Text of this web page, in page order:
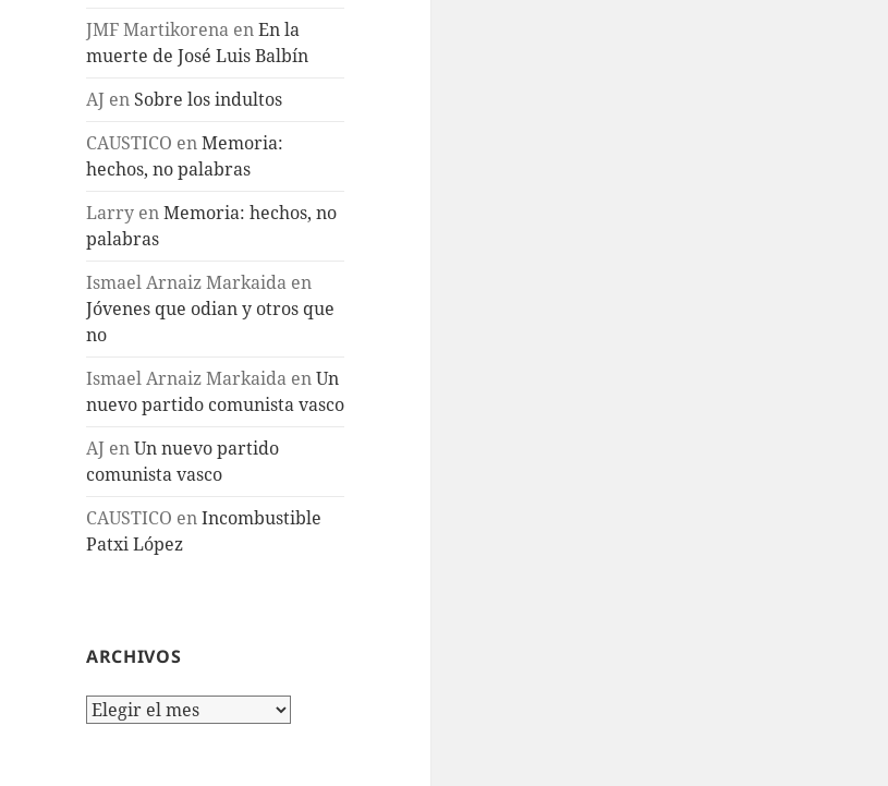
JMF Martikorena enEn la
muerte de José Luis Balbín
AJ en Sobre los indultos
CAUSTICO enMemoria:
hechos, no palabras
Larry enMemoria: hechos, no
palabras
Ismael Arnaiz Markaida en
Jóvenes que odian y otros que
no
Ismael Arnaiz Markaida enUn
nuevo partido comunista vasco
AJ enUn nuevo partido
comunista vasco
CAUSTICO enIncombustible
Patxi López
ARCHIVOS
Archivos